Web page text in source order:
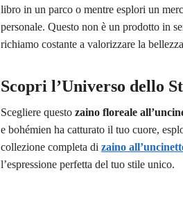
libro in un parco o mentre esplori un
personale. Questo non è un prodotto in
richiamo costante a valorizzare la
Scopri l’Universo dello
Scegliere questo zaino floreale
e bohémien ha catturato il tuo cuore,
collezione completa di zaino
l’espressione perfetta del tuo stile unico.